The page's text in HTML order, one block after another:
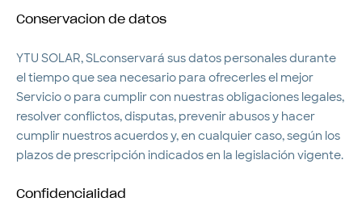
Conservacion de datos
YTU SOLAR, SLconservará sus datos personales durante
el tiempo que sea necesario para ofrecerles el mejor
Servicio o para cumplir con nuestras obligaciones legales,
resolver conflictos, disputas, prevenir abusos y hacer
cumplir nuestros acuerdos y, en cualquier caso, según los
plazos de prescripción indicados en la legislación vigente.
Confidencialidad